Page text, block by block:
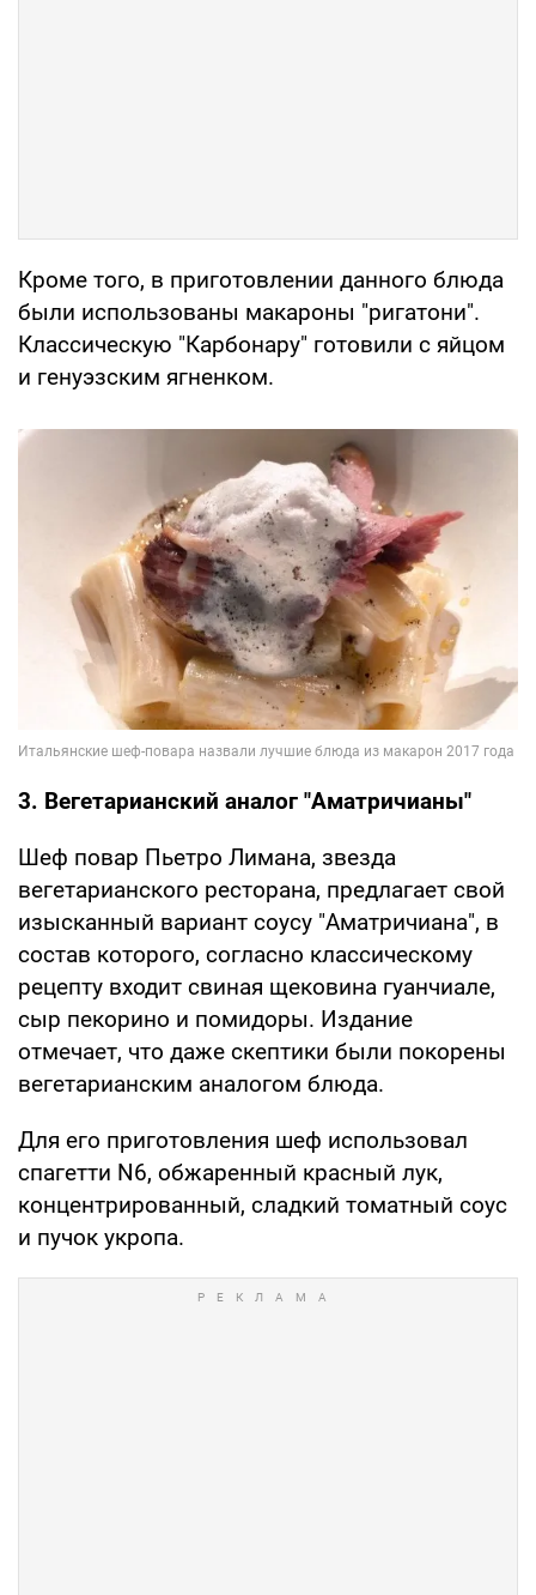
Кроме того, в приготовлении данного блюда
были использованы макароны "ригатони".
Классическую "Карбонару" готовили с яйцом
и генуэзским ягненком.
3. Вегетарианский аналог "Аматричианы"
Шеф повар Пьетро Лимана, звезда
вегетарианского ресторана, предлагает свой
изысканный вариант соусу "Аматричиана", в
состав которого, согласно классическому
рецепту входит свиная щековина гуанчиале,
сыр пекорино и помидоры. Издание
отмечает, что даже скептики были покорены
вегетарианским аналогом блюда.
Для его приготовления шеф использовал
спагетти N6, обжаренный красный лук,
концентрированный, сладкий томатный соус
и пучок укропа.